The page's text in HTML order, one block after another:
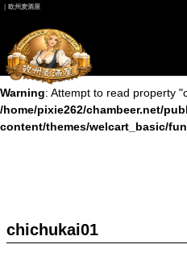
/home/pixie262/chambeer.net/
content/themes/welcart_basic/
Warning: Attempt to read property
/home/pixie262/chambeer.net/
content/themes/welcart_basic/
｜欧州麦酒屋
chichukai01